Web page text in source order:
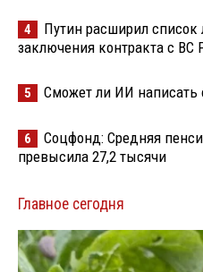
4
Путин расширил
заключения контракта с ВС
5 Сможет ли ИИ написать
6
Соцфонд: Средняя
превысила 27,2 тысячи
Главное сегодня